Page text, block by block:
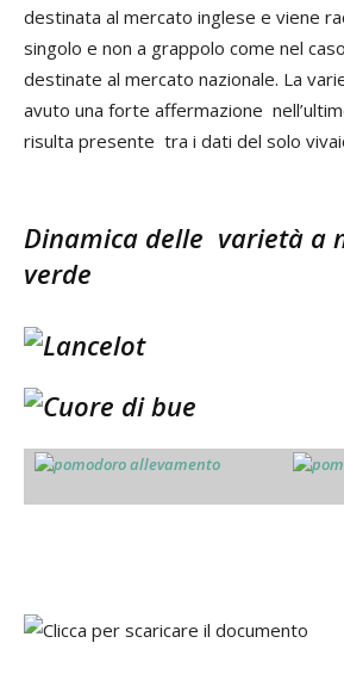
destinata al mercato inglese e viene
singolo e non a grappolo come nel
destinate al mercato nazionale. La
avuto una forte affermazione
risulta presente tra i dati del solo
Dinamica delle varietà a
verde